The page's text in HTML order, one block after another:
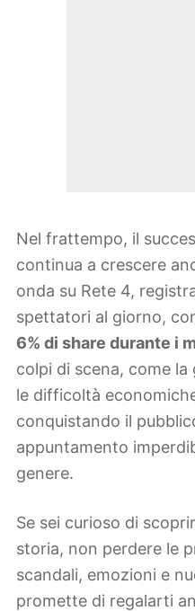
Nel frattempo, il
continua a crescere
onda su Rete 4,
spettatori al giorno,
6% di share durante i
colpi di scena, come
le difficoltà
conquistando il
appuntamento
genere.
Se sei curioso di
storia, non perdere le
scandali, emozioni e
promette di regalarti